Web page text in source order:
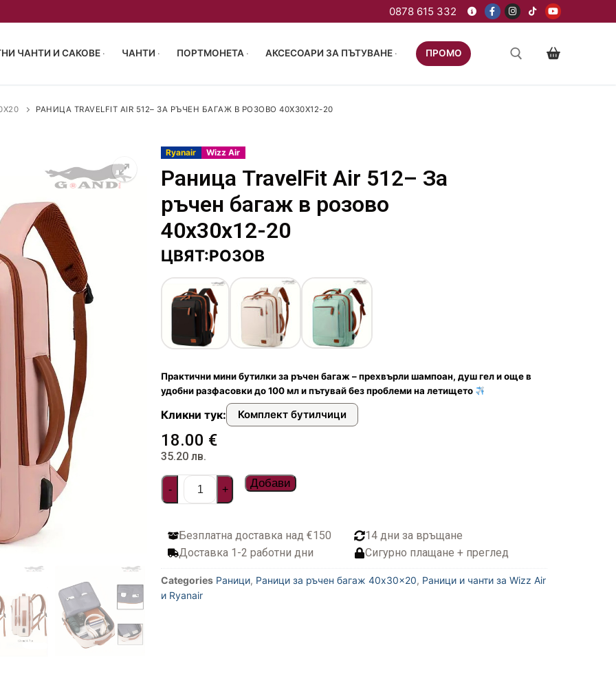
ЧАНТИ И САКОВЕ ЧАНТИ ПОРТМОНЕТА АКСЕСОАРИ ЗА ПЪТУВАНЕ ПРОМО
40/23 см
63-68см
77см
багаж 40x30x20
за пътуване
багаж 40x30x20
сакове
чантикожа
и водоустойчиви
и документи
пътуване
на куфари
пътнически бутилки
куфари
РАНИЦА TRAVELFIT AIR 512– ЗА РЪЧЕН БАГАЖ В РОЗОВО 40X30X12-20
Ryanair Wizz Air
Раница TravelFit Air 512– За
ръчен багаж в розово
40x30x12-20
ЦВЯТ:РОЗОВ
Практични мини бутилки за ръчен багаж – прехвърли шампоан, душ гел и още в
удобни разфасовки до 100 мл и пътувай без проблеми на летището
Кликни тук: Комплект бутилчици
18.00 €
35.20 лв.
- + Добави
Безплатна доставка над €150
14 дни за връщане
Доставка 1-2 работни дни
Сигурно плащане + преглед
Categories Раници, Раници за ръчен багаж 40x30x20, Раници и чанти за Wizz Air
и Ryanair